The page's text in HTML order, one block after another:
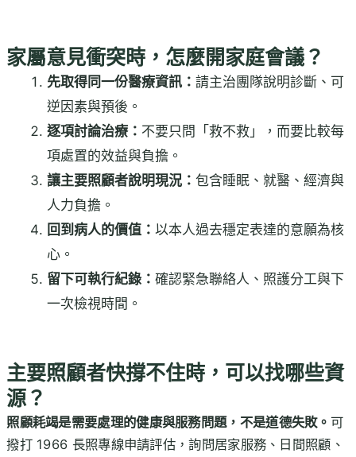
家屬意見衝突時，怎麼開家庭會議？
先取得同一份醫療資訊：請主治團隊說明診斷、可
逆因素與預後。
逐項討論治療： 不要只問「救不救」，而要比較每
項處置的效益與負擔。
讓主要照顧者說明現況：包含睡眠、就醫、經濟與
人力負擔。
回到病人的價值：以本人過去穩定表達的意願為核
心。
留下可執行紀錄：確認緊急聯絡人、照護分工與下
一次檢視時間。
主要照顧者快撐不住時，可以找哪些資
源？
照顧耗竭是需要處理的健康與服務問題，不是道德失敗。 可
撥打 1966 長照專線申請評估，詢問居家服務、日間照顧、